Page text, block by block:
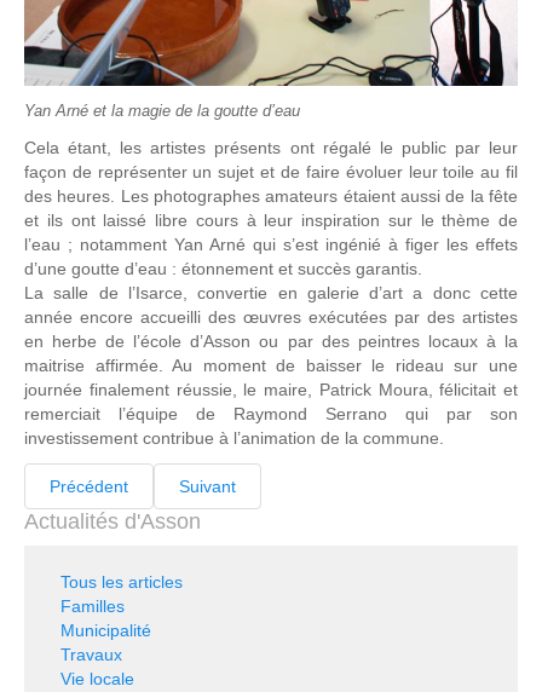
Yan Arné et la magie de la goutte d’eau
Cela étant, les artistes présents ont régalé le public par leur
façon de représenter un sujet et de faire évoluer leur toile au fil
des heures. Les photographes amateurs étaient aussi de la fête
et ils ont laissé libre cours à leur inspiration sur le thème de
l’eau ; notamment Yan Arné qui s’est ingénié à figer les effets
d’une goutte d’eau : étonnement et succès garantis.
La salle de l’Isarce, convertie en galerie d’art a donc cette
année encore accueilli des œuvres exécutées par des artistes
en herbe de l’école d’Asson ou par des peintres locaux à la
maitrise affirmée. Au moment de baisser le rideau sur une
journée finalement réussie, le maire, Patrick Moura, félicitait et
remerciait l’équipe de Raymond Serrano qui par son
investissement contribue à l’animation de la commune.
Précédent Suivant
Actualités d'Asson
Tous les articles
Familles
Municipalité
Travaux
Vie locale